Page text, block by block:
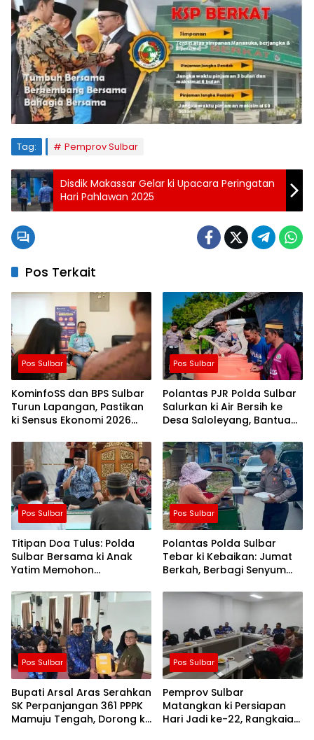
Tag: Pemprov Sulbar
Disdik Makassar Gelar ki Upacara Peringatan
Hari Pahlawan 2025
Pos Terkait
Pos Sulbar
KominfoSS dan BPS Sulbar
Turun Lapangan, Pastikan
ki Sensus Ekonomi 2026
Akurat
Pos Sulbar
Polantas PJR Polda Sulbar
Salurkan ki Air Bersih ke
Desa Saloleyang, Bantuan
Kemarau
Pos Sulbar
Titipan Doa Tulus: Polda
Sulbar Bersama ki Anak
Yatim Memohon
Negeri
Pos Sulbar
Polantas Polda Sulbar
Tebar ki Kebaikan: Jumat
Berkah, Berbagi Senyum
Pos Sulbar
Bupati Arsal Aras Serahkan
SK Perpanjangan 361 PPPK
Mamuju Tengah, Dorong ki
Pos Sulbar
Pemprov Sulbar
Matangkan ki Persiapan
Hari Jadi ke-22, Rangkaian